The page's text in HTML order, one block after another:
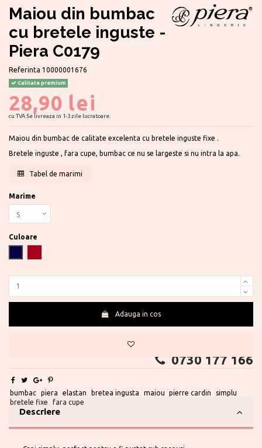
Maiou din bumbac
cu bretele inguste -
Piera C0179
Referinta 10000001676
Calitate premium
28,90 lei
cu TVASe livreaza in 1-3 zile lucratoare.
Maiou din bumbac de calitate excelenta cu bretele inguste fixe .
Bretele inguste , fara cupe, bumbac ce nu se largeste si nu intra la apa.
Tabel de marimi
Marime
Culoare
Adauga in cos
bumbac piera elastan bretea ingusta maiou pierre cardin
simplu
bretele fixe
fara cupe
0730 177 166
Descriere